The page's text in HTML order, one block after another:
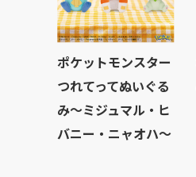
ポケットモンスター
つれてってぬいぐる
み～ミジュマル・ヒ
バニー・ニャオハ～